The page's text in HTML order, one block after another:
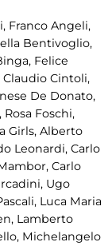
Franco Angeli,
Bentivoglio,
Felice
Claudio Cintoli,
De Donato,
Foschi,
Girls, Alberto
Leonardi, Carlo
Carlo
Ugo
Luca Maria
Lamberto
Michelangelo